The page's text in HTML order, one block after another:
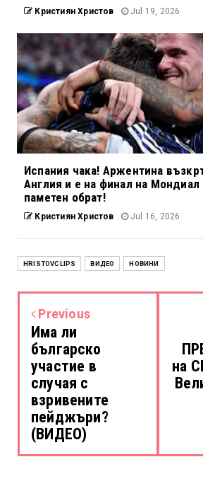
Кристиян Христов Jul 19, 2026
Испания чака! Аржентина
Англия и е на финал на
паметен обрат!
Кристиян Христов Jul 16, 2026
HRISTOVCLIPS ВИДЕО НОВИНИ
Previous
Има ли
българско
участие в
случая с
взривените
пейджъри?
(ВИДЕО)
на